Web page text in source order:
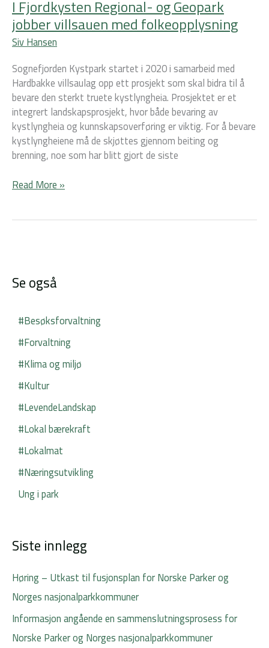
I Fjordkysten Regional- og Geopark
jobber villsauen med folkeopplysning
Siv Hansen
Sognefjorden Kystpark startet i 2020 i samarbeid med
Hardbakke villsaulag opp ett prosjekt som skal bidra til å
bevare den sterkt truete kystlyngheia. Prosjektet er et
integrert landskapsprosjekt, hvor både bevaring av
kystlyngheia og kunnskapsoverføring er viktig. For å bevare
kystlyngheiene må de skjøttes gjennom beiting og
brenning, noe som har blitt gjort de siste
Read More »
Se også
#Besøksforvaltning
#Forvaltning
#Klima og miljø
#Kultur
#LevendeLandskap
#Lokal bærekraft
#Lokalmat
#Næringsutvikling
Ung i park
Siste innlegg
Høring – Utkast til fusjonsplan for Norske Parker og
Norges nasjonalparkkommuner
Informasjon angående en sammenslutningsprosess for
Norske Parker og Norges nasjonalparkkommuner